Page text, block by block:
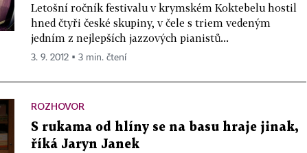
Letošní ročník festivalu v krymském Koktebelu hostil
hned čtyři české skupiny, v čele s triem vedeným
jedním z nejlepších jazzových pianistů...
3. 9. 2012 ▪ 3 min. čtení
ROZHOVOR
S rukama od hlíny se na basu hraje jinak,
říká Jaryn Janek